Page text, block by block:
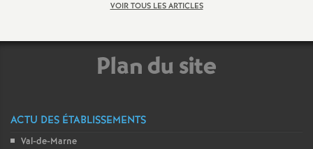
é
VOIR TOUS LES ARTICLES
Plan du site
ACTU DES ÉTABLISSEMENTS
Val-de-Marne